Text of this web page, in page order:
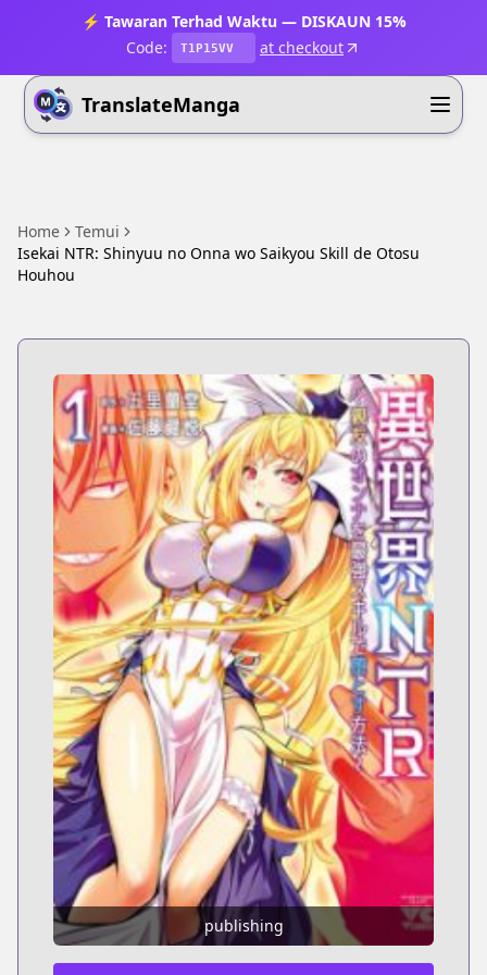
⚡ Tawaran Terhad Waktu — DISKAUN 15%
Code:
T1P15VV at checkout
TranslateManga
Home
Temui
Isekai NTR: Shinyuu no Onna wo Saikyou Skill de Otosu
Houhou
publishing